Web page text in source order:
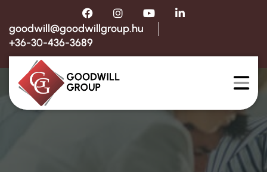
goodwill@goodwillgroup.hu
+36-30-436-3689